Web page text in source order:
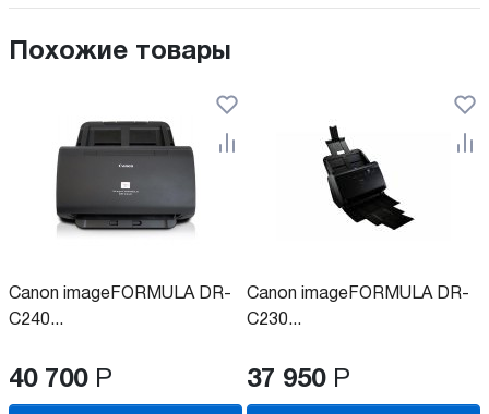
Похожие товары
Canon imageFORMULA DR-
C240...
40 700 Р
Canon imageFORMULA DR-
C230...
37 950 Р